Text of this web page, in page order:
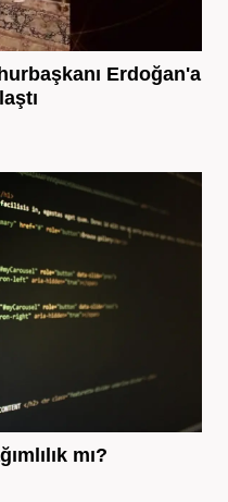
Erdoğan'a
mı?